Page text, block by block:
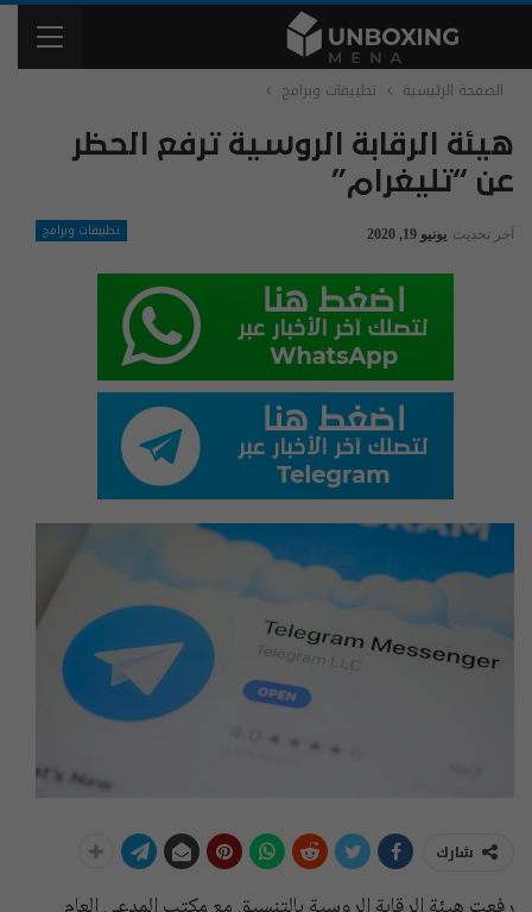
الصفحة الرئيسية تطبيقات وبرامج
هيئة الرقابة الروسية ترفع الحظر
عن “تليغرام”
تطبيقات وبرامج آخر تحديث يونيو 19, 2020
شارك